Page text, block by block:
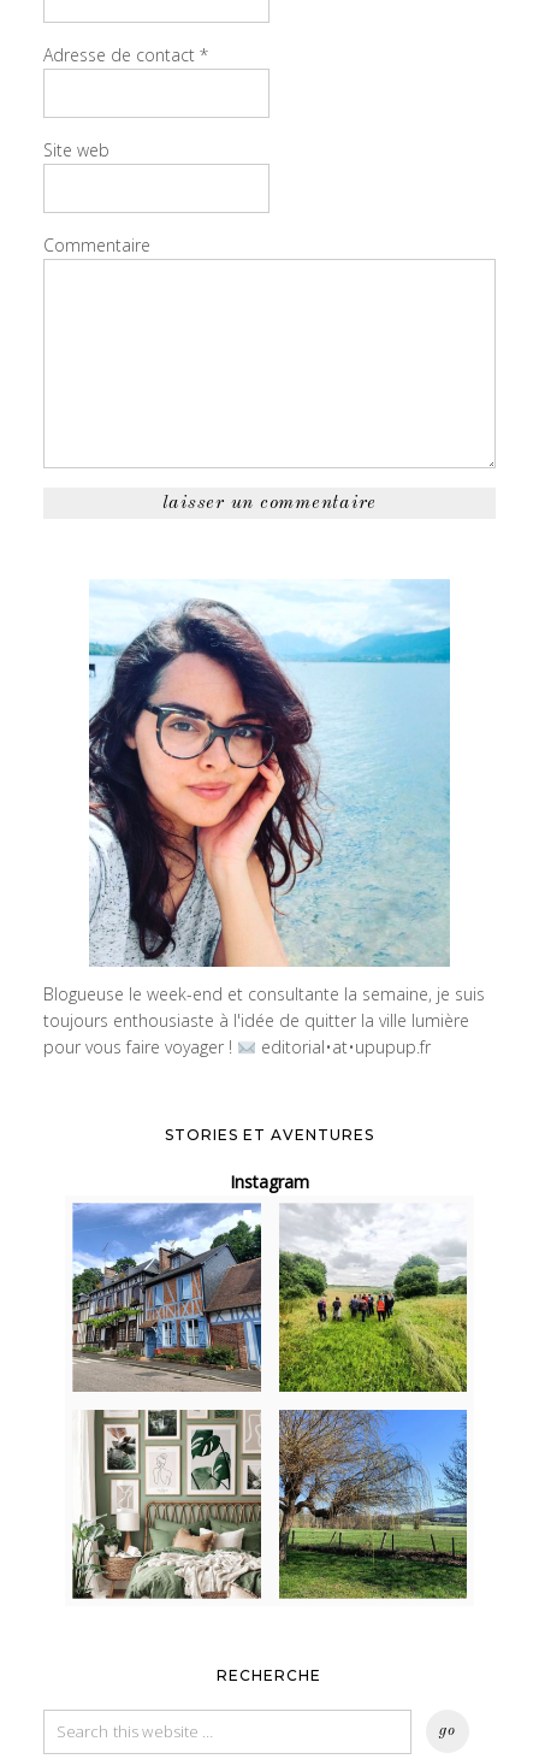
Adresse de contact *
Site web
Commentaire
Blogueuse le week-end et consultante la semaine, je suis
toujours enthousiaste à l'idée de quitter la ville lumière
pour vous faire voyager !
editorial•at•upupup.fr
STORIES ET AVENTURES
Instagram
RECHERCHE